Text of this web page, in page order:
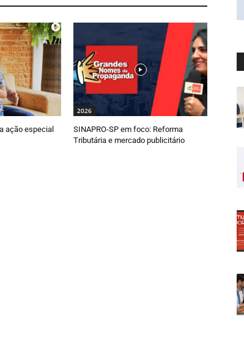
ação especial
2026
SINAPRO-SP em foco: Reforma
Tributária e mercado publicitário